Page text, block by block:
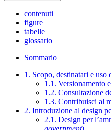
contenuti
figure
tabelle
glossario
Sommario
1. Scopo, destinatari e
1.1. Versionamento
1.2. Consultazione
1.3. Contribuisci al
2. Introduzione al design
2.1. Design per